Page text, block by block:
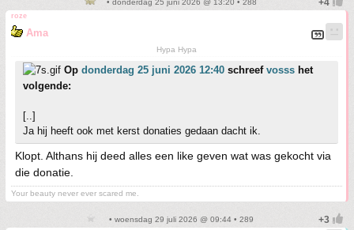
• donderdag 25 juni 2026 @ 13:20 • 288
roze
Ama
Hypa Hypa
Op donderdag 25 juni 2026 12:40 schreef vosss het
volgende:
[..]
Ja hij heeft ook met kerst donaties gedaan dacht ik.
Klopt. Althans hij deed alles een like geven wat was gekocht via
die donatie.
Your beauty never ever scared me.
• woensdag 29 juli 2026 @ 09:44 • 289